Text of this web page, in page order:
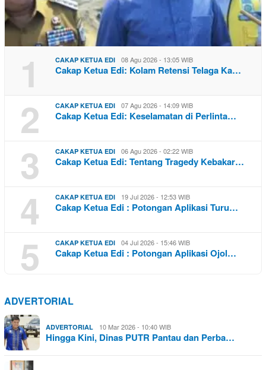
1 CAKAP KETUA EDI 08 Agu 2026 - 13:05 WIB
Cakap Ketua Edi: Kolam Retensi Telaga Ka…
2 CAKAP KETUA EDI 07 Agu 2026 - 14:09 WIB
Cakap Ketua Edi: Keselamatan di Perlinta…
3 CAKAP KETUA EDI 06 Agu 2026 - 02:22 WIB
Cakap Ketua Edi: Tentang Tragedy Kebakar…
4 CAKAP KETUA EDI 19 Jul 2026 - 12:53 WIB
Cakap Ketua Edi : Potongan Aplikasi Turu…
5 CAKAP KETUA EDI 04 Jul 2026 - 15:46 WIB
Cakap Ketua Edi : Potongan Aplikasi Ojol…
ADVERTORIAL
ADVERTORIAL 10 Mar 2026 - 10:40 WIB
Hingga Kini, Dinas PUTR Pantau dan Perba…